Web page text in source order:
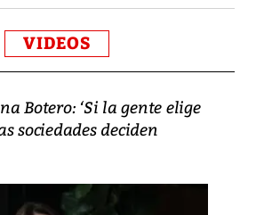
VIDEOS
Botero: ‘Si la gente elige
sociedades deciden